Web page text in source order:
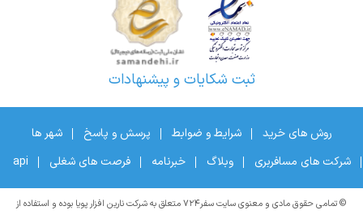
ثبت شکایات و پیشنهادات
روش های خرید شرایط و ضوابط پرسش و پاسخ
شهر ها
شرکت های مسافربری
وبلاگ خبرنامه فرصت های شغلی api
© تمامی حقوق مادی و معنوی سایت سفر۷۲۴ متعلق به شرکت نارین افزار پویا بوده و استفاده از